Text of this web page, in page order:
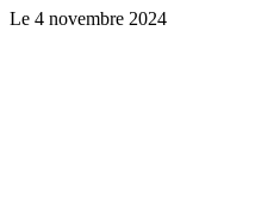
Le 4 novembre 2024